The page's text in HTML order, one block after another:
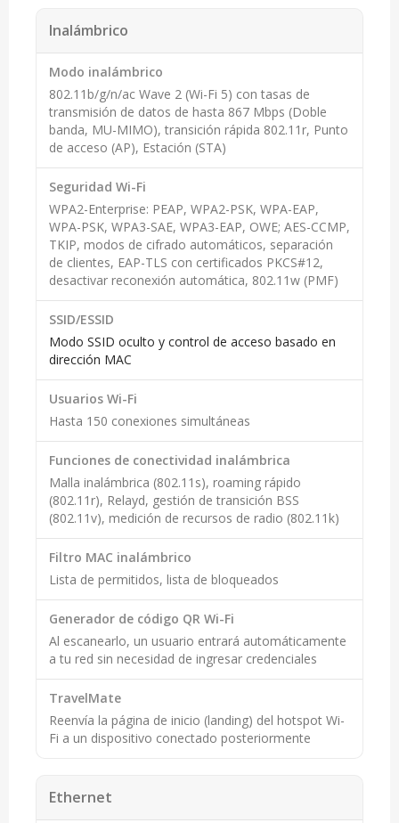
Inalámbrico
Modo inalámbrico
802.11b/g/n/ac Wave 2 (Wi-Fi 5) con tasas de
transmisión de datos de hasta 867 Mbps (Doble
banda, MU-MIMO), transición rápida 802.11r, Punto
de acceso (AP), Estación (STA)
Seguridad Wi-Fi
WPA2-Enterprise: PEAP, WPA2-PSK, WPA-EAP,
WPA-PSK, WPA3-SAE, WPA3-EAP, OWE; AES-CCMP,
TKIP, modos de cifrado automáticos, separación
de clientes, EAP-TLS con certificados PKCS#12,
desactivar reconexión automática, 802.11w (PMF)
SSID/ESSID
Modo SSID oculto y control de acceso basado en
dirección MAC
Usuarios Wi-Fi
Hasta 150 conexiones simultáneas
Funciones de conectividad inalámbrica
Malla inalámbrica (802.11s), roaming rápido
(802.11r), Relayd, gestión de transición BSS
(802.11v), medición de recursos de radio (802.11k)
Filtro MAC inalámbrico
Lista de permitidos, lista de bloqueados
Generador de código QR Wi-Fi
Al escanearlo, un usuario entrará automáticamente
a tu red sin necesidad de ingresar credenciales
TravelMate
Reenvía la página de inicio (landing) del hotspot Wi-
Fi a un dispositivo conectado posteriormente
Ethernet